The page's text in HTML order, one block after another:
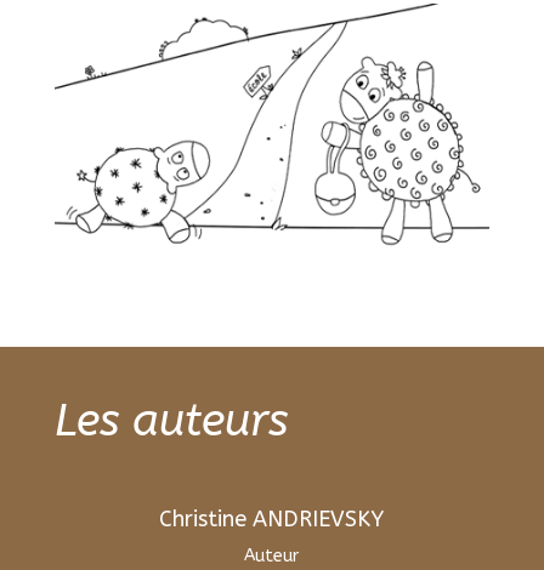
Les auteurs
Christine ANDRIEVSKY
Auteur